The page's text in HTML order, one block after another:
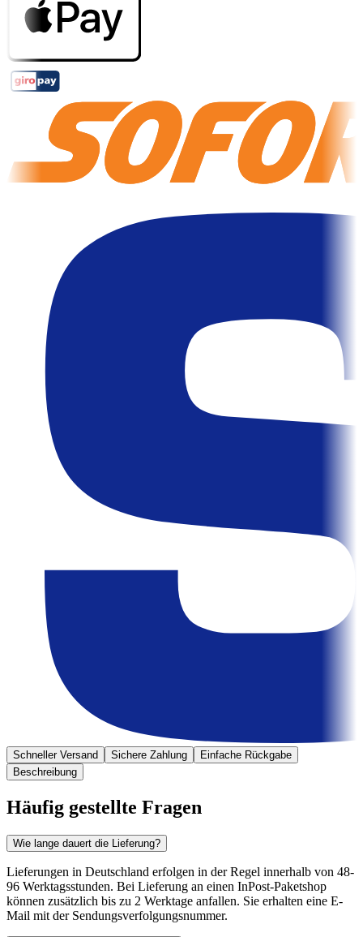
Schneller Versand Sichere Zahlung
Einfache Rückgabe
Beschreibung
Häufig gestellte Fragen
Wie lange dauert die Lieferung?
Lieferungen in Deutschland erfolgen in der Regel innerhalb von 48-
96 Werktagsstunden. Bei Lieferung an einen InPost-Paketshop
können zusätzlich bis zu 2 Werktage anfallen. Sie erhalten eine E-
Mail mit der Sendungsverfolgungsnummer.